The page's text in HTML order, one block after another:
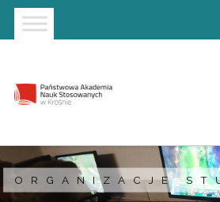
Strona główna
Przejdź do wyszukiwarki
Przejdź do menu głównego
ORGANIZACJE